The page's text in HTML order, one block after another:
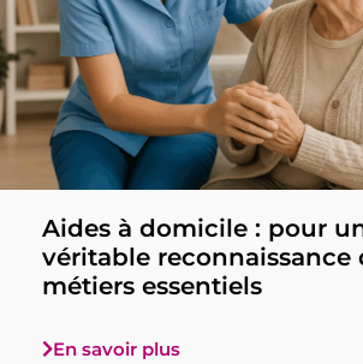
Aides à domicile : pour
véritable reconnaissance
métiers essentiels
En savoir plus